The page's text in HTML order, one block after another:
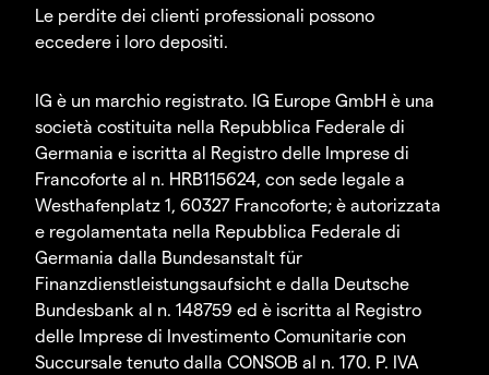
Le perdite dei clienti professionali possono
eccedere i loro depositi.
IG è un marchio registrato. IG Europe GmbH è una
società costituita nella Repubblica Federale di
Germania e iscritta al Registro delle Imprese di
Francoforte al n. HRB115624, con sede legale a
Westhafenplatz 1, 60327 Francoforte; è autorizzata
e regolamentata nella Repubblica Federale di
Germania dalla Bundesanstalt für
Finanzdienstleistungsaufsicht e dalla Deutsche
Bundesbank al n. 148759 ed è iscritta al Registro
delle Imprese di Investimento Comunitarie con
Succursale tenuto dalla CONSOB al n. 170. P. IVA